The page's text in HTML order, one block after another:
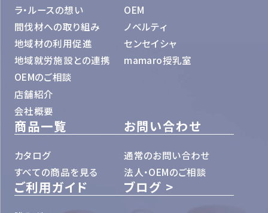
ラ・ルースの想い
間伐材への取り組み
地域材の利用促進
地域就労施設との連携
OEMのご相談
店舗紹介
会社概要
OEM
ノベルティ
センセイシャ
mamaro授乳室
商品一覧
カタログ
すべての商品を見る
お問い合わせ
通常のお問い合わせ
法人・OEMのご相談
ご利用ガイド
ブログ